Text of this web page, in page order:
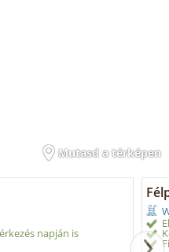
Mutasd a térképen
napján is